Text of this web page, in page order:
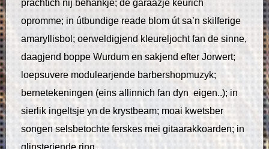
prachtich nij behankje; de garaazje keurich
opromme; in útbundige reade blom út sa’n skilferige
amaryllisbol; oerweldigjend kleureljocht fan de sinne,
daagjend boppe Wurdum en sakjend efter Jorwert;
loepsuvere modulearjende barbershopmuzyk;
bernetekeningen (eins allinnich fan dyn eigen..); in
sierlik ingeltsje yn de krystbeam; moai kwetsber
songen selsbetochte ferskes mei gitaarakkoarden; in
glinsterjende ring...